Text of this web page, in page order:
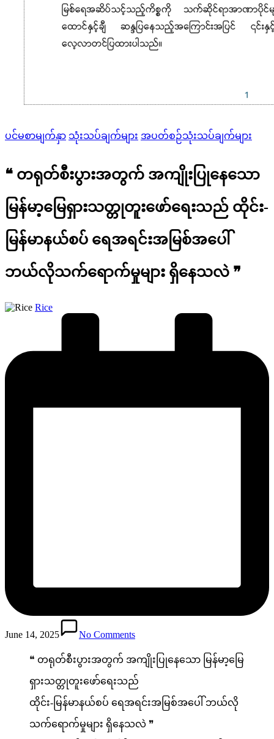
Posted
in
ပင်မစာမျက်နှာ သုံးသပ်ချက်များ အပတ်စဉ်သုံးသပ်ချက်များ
❝ တရုတ်စီးပွားအတွက် အကျိုးပြုနေသော
မြန်မာ့မြေရှားသတ္တုတူးဖော်ရေးသည် ထိုင်း-
မြန်မာနယ်စပ် ‌ရေအရင်းအမြစ်အ‌ပေါ်
ဘယ်လိုသက်ရောက်မှုများ ရှိနေသလဲ ❞
Posted Rice
June 14, 2025 No Comments
❝ တရုတ်စီးပွားအတွက် အကျိုးပြုနေသော မြန်မာ့မြေ
ရှားသတ္တုတူးဖော်ရေးသည်
ထိုင်း-မြန်မာနယ်စပ် ‌ရေအရင်းအမြစ်အ‌ပေါ် ဘယ်လို
သက်ရောက်မှုများ ရှိနေသလဲ ❞